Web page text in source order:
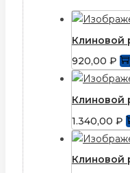
Клиновой
920,00 ₽
Клиновой
1.340,00 ₽
Клиновой